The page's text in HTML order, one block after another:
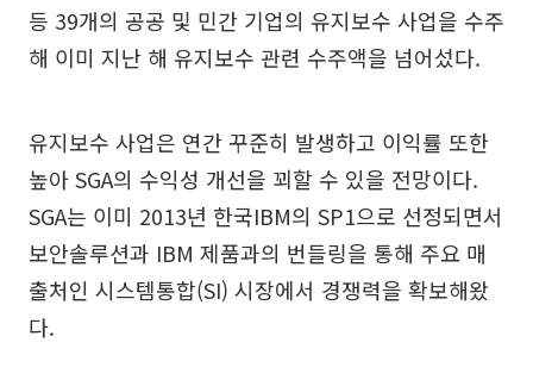
등 39개의 공공 및 민간 기업의 유지보수 사업을 수주
해 이미 지난 해 유지보수 관련 수주액을 넘어섰다.
유지보수 사업은 연간 꾸준히 발생하고 이익률 또한
높아 SGA의 수익성 개선을 꾀할 수 있을 전망이다.
SGA는 이미 2013년 한국IBM의 SP1으로 선정되면서
보안솔루션과 IBM 제품과의 번들링을 통해 주요 매
출처인 시스템통합(SI) 시장에서 경쟁력을 확보해왔
다.